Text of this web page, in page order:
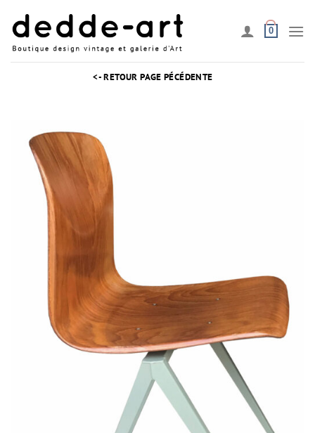
contenu
0
<- RETOUR PAGE PÉCÉDENTE